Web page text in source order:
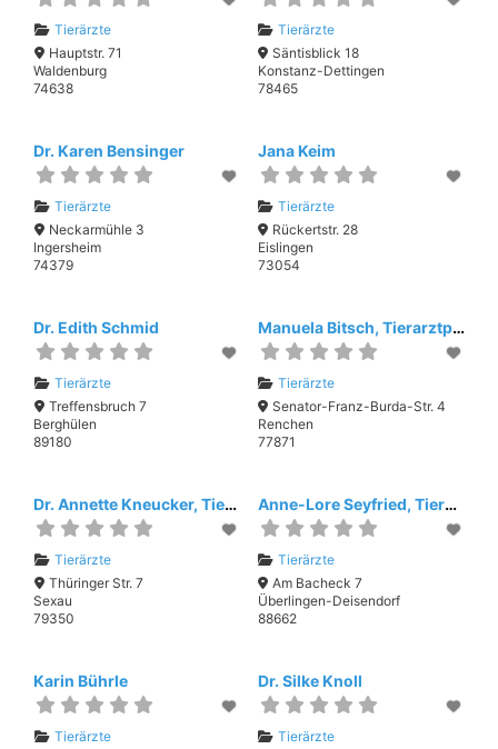
Tierärzte
Hauptstr. 71
Waldenburg
74638
Tierärzte
Säntisblick 18
Konstanz-Dettingen
78465
Dr. Karen Bensinger
Tierärzte
Neckarmühle 3
Ingersheim
74379
Jana Keim
Tierärzte
Rückertstr. 28
Eislingen
73054
Dr. Edith Schmid
Tierärzte
Treffensbruch 7
Berghülen
89180
Manuela Bitsch, Tierarztpraxis Bitsch
Tierärzte
Senator-Franz-Burda-Str. 4
Renchen
77871
Dr. Annette Kneucker, Tierarztpraxis für Komplementär- und Schulmedizin
Tierärzte
Thüringer Str. 7
Sexau
79350
Anne-Lore Seyfried, Tierarztpraxis Seyfried
Tierärzte
Am Bacheck 7
Überlingen-Deisendorf
88662
Karin Bührle
Tierärzte
Dr. Silke Knoll
Tierärzte